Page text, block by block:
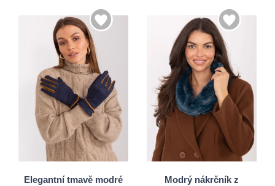
Elegantní tmavě modré
S/M
L/XL
Modrý nákrčník z
Univerzální